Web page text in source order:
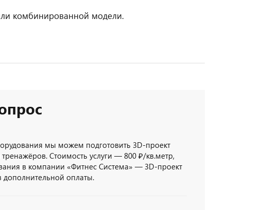
комбинированной модели.
мы можем подготовить 3D-проект
тренажёров. Стоимость услуги — 800 ₽/кв.метр,
в компании «Фитнес Система» — 3D-проект
дополнительной оплаты.